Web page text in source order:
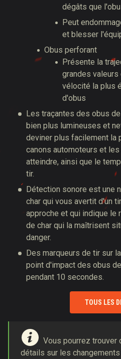
dégâts que
Peut
et blesser
Obus perforant
Présente la
grandes
vélocité la plus
d'obus
Les traçantes des obus
bien plus lumineuses et
deviner plus facilement la
canons automoteurs et
atteindre, ainsi que le
tir.
Détection sonore est une
char qui vous avertit d'un
approche et qui indique le
de char qui la maîtrisent
danger.
Des marqueurs de tir sur
point d'impact des obus
pendant 10 secondes.
TOUS LES
Vous pourrez
détails sur les